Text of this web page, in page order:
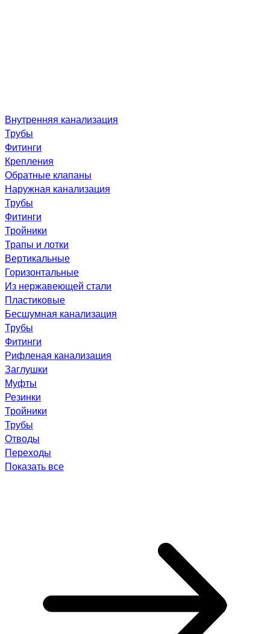
Внутренняя канализация
Трубы
Фитинги
Крепления
Обратные клапаны
Наружная канализация
Трубы
Фитинги
Тройники
Трапы и лотки
Вертикальные
Горизонтальные
Из нержавеющей стали
Пластиковые
Бесшумная канализация
Трубы
Фитинги
Рифленая канализация
Заглушки
Муфты
Резинки
Тройники
Трубы
Отводы
Переходы
Показать все